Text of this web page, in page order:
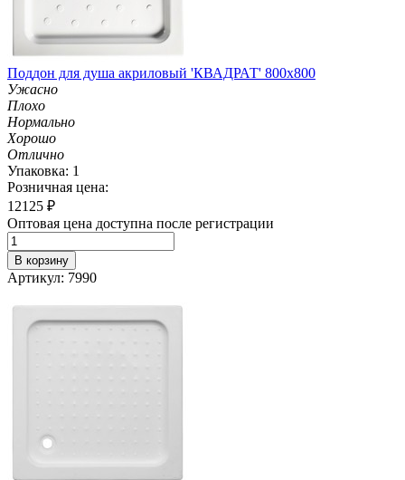
Поддон для душа акриловый 'КВАДРАТ' 800х800
Ужасно
Плохо
Нормально
Хорошо
Отлично
Упаковка: 1
Розничная цена:
12125 ₽
Оптовая цена доступна после регистрации
В корзину
Артикул: 7990